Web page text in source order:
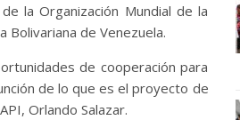
la Organización Mundial de la
Bolivariana de Venezuela.
de cooperación para
de lo que es el proyecto de
Orlando Salazar.